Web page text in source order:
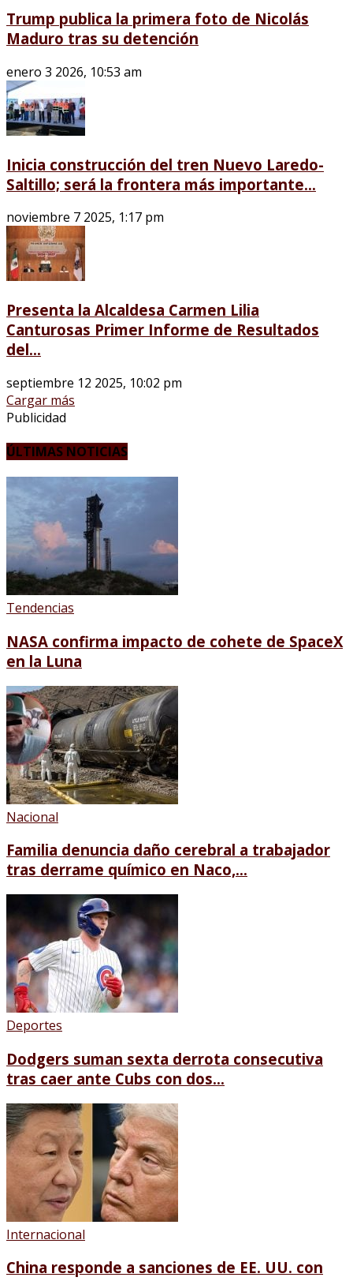
Trump publica la primera foto de Nicolás
Maduro tras su detención
enero 3 2026, 10:53 am
Inicia construcción del tren Nuevo Laredo-
Saltillo; será la frontera más importante...
noviembre 7 2025, 1:17 pm
Presenta la Alcaldesa Carmen Lilia
Canturosas Primer Informe de Resultados
del...
septiembre 12 2025, 10:02 pm
Cargar más
Publicidad
ÚLTIMAS NOTICIAS
Tendencias
NASA confirma impacto de cohete de SpaceX
en la Luna
Nacional
Familia denuncia daño cerebral a trabajador
tras derrame químico en Naco,...
Deportes
Dodgers suman sexta derrota consecutiva
tras caer ante Cubs con dos...
Internacional
China responde a sanciones de EE. UU. con